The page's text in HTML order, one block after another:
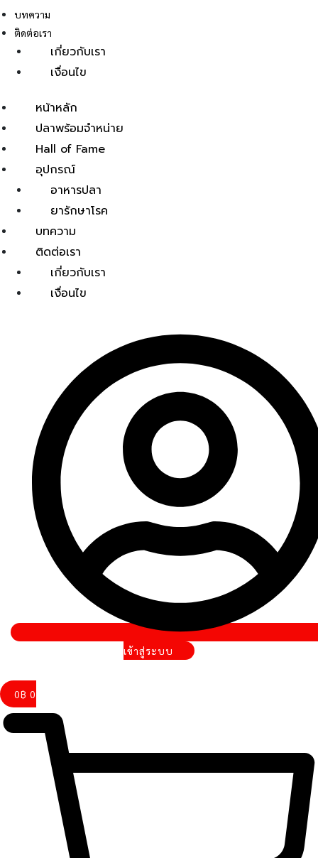
บทความ
ติดต่อเรา
เกี่ยวกับเรา
เงื่อนไข
หน้าหลัก
ปลาพร้อมจำหน่าย
Hall of Fame
อุปกรณ์
อาหารปลา
ยารักษาโรค
บทความ
ติดต่อเรา
เกี่ยวกับเรา
เงื่อนไข
เข้าสู่ระบบ
0฿ 0